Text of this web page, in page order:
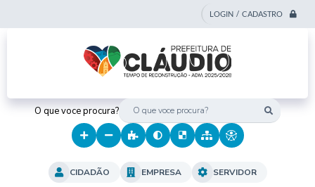
LOGIN / CADASTRO
O que voce procura?
CIDADÃO EMPRESA SERVIDOR